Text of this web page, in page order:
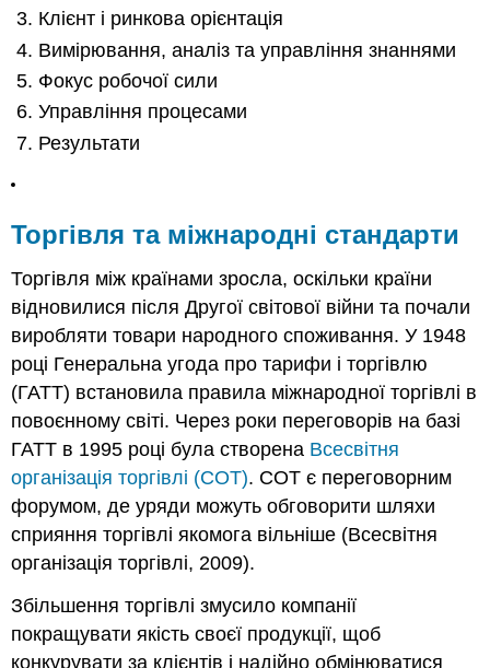
Клієнт і ринкова орієнтація
Вимірювання, аналіз та управління знаннями
Фокус робочої сили
Управління процесами
Результати
Торгівля та міжнародні стандарти
Торгівля між країнами зросла, оскільки країни
відновилися після Другої світової війни та почали
виробляти товари народного споживання. У 1948
році Генеральна угода про тарифи і торгівлю
(ГАТТ) встановила правила міжнародної торгівлі в
повоєнному світі. Через роки переговорів на базі
ГАТТ в 1995 році була створена Всесвітня
організація торгівлі (СОТ). СОТ є переговорним
форумом, де уряди можуть обговорити шляхи
сприяння торгівлі якомога вільніше (Всесвітня
організація торгівлі, 2009).
Збільшення торгівлі змусило компанії
покращувати якість своєї продукції, щоб
конкурувати за клієнтів і надійно обмінюватися